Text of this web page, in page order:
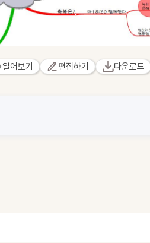
열어보기 편집하기 다운로드